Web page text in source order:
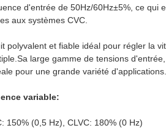
d'entrée de 50Hz/60Hz±5%, ce qui
aux systèmes CVC.
polyvalent et fiable idéal pour régler la
large gamme de tensions
pour une grande variété d'applications.
variable:
150% (0,5 Hz), CLVC: 180% (0 Hz)